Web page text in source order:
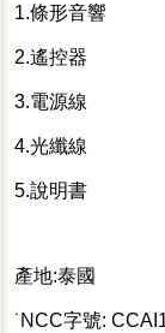
1.條形音響
2.遙控器
3.電源線
4.光纖線
5.說明書
產地:泰國
˙NCC字號: